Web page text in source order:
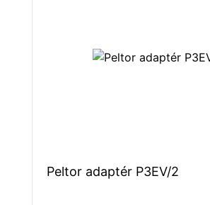
Peltor adaptér P3EV/2